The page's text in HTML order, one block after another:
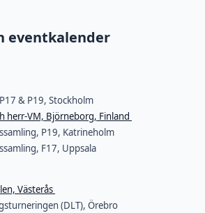
eventkalender
& P19, Stockholm
herr-VM, Björneborg, Finland
P19, Katrineholm
F17, Uppsala
Västerås
(DLT), Örebro